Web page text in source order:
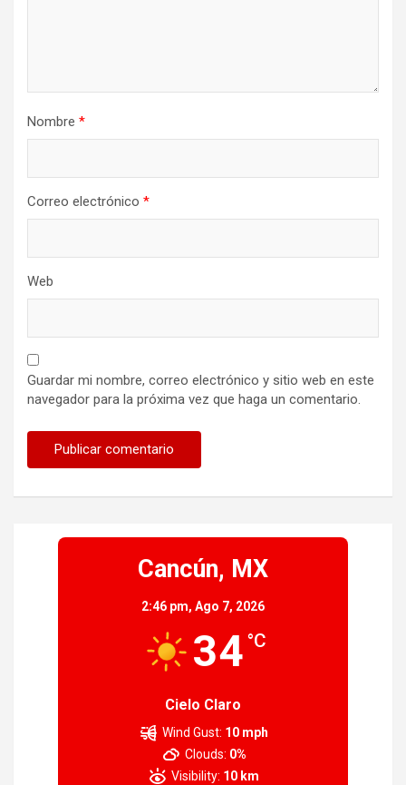
Nombre *
Correo electrónico *
Web
Guardar mi nombre, correo electrónico y sitio web en este
navegador para la próxima vez que haga un comentario.
Cancún, MX
2:46 pm, Ago 7, 2026
34 °C
Cielo Claro
Wind Gust: 10 mph
Clouds: 0%
Visibility: 10 km